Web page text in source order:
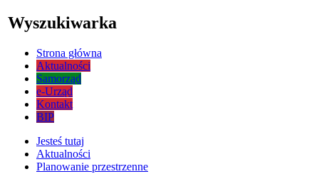
Wyszukiwarka
Strona główna
Aktualności
Samorząd
e-Urząd
Kontakt
BIP
Jesteś tutaj
Aktualności
Planowanie przestrzenne